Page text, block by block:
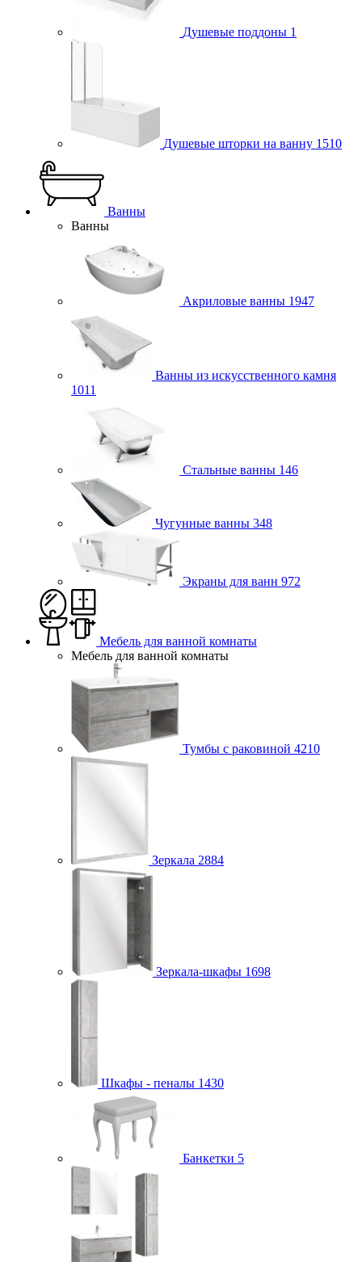
Душевые поддоны 1
Душевые шторки на ванну 1510
Ванны
Ванны
Акриловые ванны 1947
Ванны из искусственного камня
1011
Стальные ванны 146
Чугунные ванны 348
Экраны для ванн 972
Мебель для ванной комнаты
Мебель для ванной комнаты
Тумбы с раковиной 4210
Зеркала 2884
Зеркала-шкафы 1698
Шкафы - пеналы 1430
Банкетки 5